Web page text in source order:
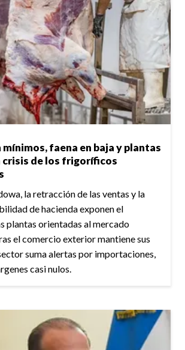
mínimos, faena en baja y plantas
crisis de los frigoríficos
la retracción de las ventas y la
de hacienda exponen el
plantas orientadas al mercado
el comercio exterior mantiene sus
suma alertas por importaciones,
casi nulos.